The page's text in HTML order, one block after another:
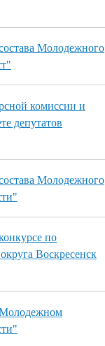
Молодежного
комиссии и
депутатов
Молодежного
по
Воскресенск
Молодежном